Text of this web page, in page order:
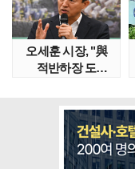
오세훈 시장, "與
적반하장 도